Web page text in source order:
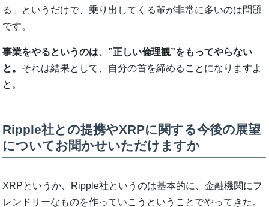
る」というだけで、乗り出してくる輩が非常に多いのは問題
です。
事業をやるというのは、”正しい倫理観”をもってやらない
と。 それは結果として、自分の首を締めることになりますよ
と。
Ripple社との提携やXRPに関する今後の展望
についてお聞かせいただけますか
XRPというか、Ripple社というのは基本的に、金融機関にフ
レンドリーなものを作っていこうということでやってきた。